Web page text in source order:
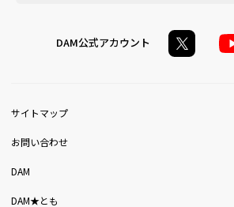
DAM公式アカウント
サイトマップ
お問い合わせ
DAM
DAM★とも